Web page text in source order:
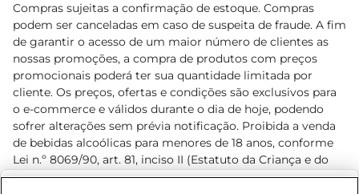
Compras sujeitas a confirmação de estoque. Compras
podem ser canceladas em caso de suspeita de fraude. A fim
de garantir o acesso de um maior número de clientes as
nossas promoções, a compra de produtos com preços
promocionais poderá ter sua quantidade limitada por
cliente. Os preços, ofertas e condições são exclusivos para
o e-commerce e válidos durante o dia de hoje, podendo
sofrer alterações sem prévia notificação. Proibida a venda
de bebidas alcoólicas para menores de 18 anos, conforme
Lei n.º 8069/90, art. 81, inciso II (Estatuto da Criança e do
Adolescente). Preços e condições exclusivos para o